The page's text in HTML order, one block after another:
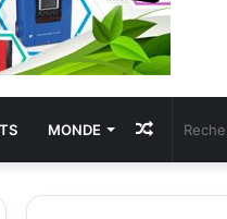
MONDE Article
Aléatoire